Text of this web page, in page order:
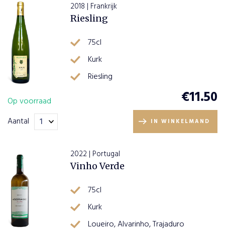
2018 | Frankrijk
Riesling
75cl
Kurk
Riesling
Op voorraad
€11.50
Aantal IN WINKELMAND
2022 | Portugal
Vinho Verde
75cl
Kurk
Loueiro, Alvarinho, Trajaduro